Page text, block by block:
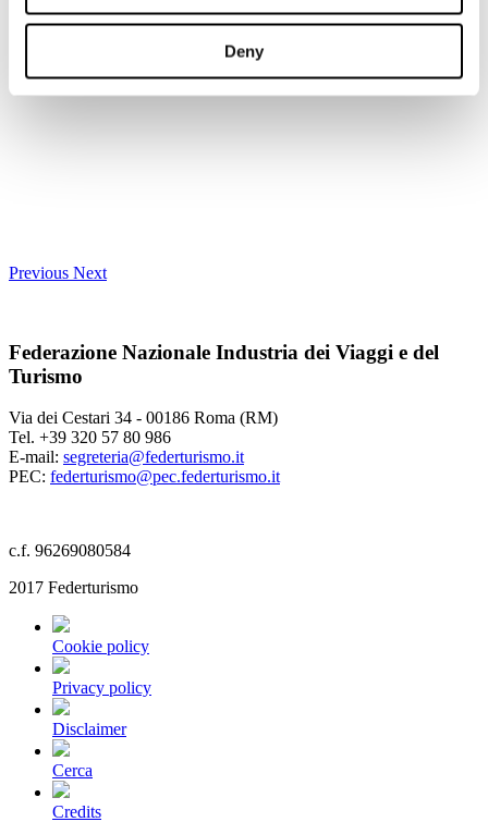
Deny
Previous Next
Federazione Nazionale Industria dei Viaggi e del
Turismo
Via dei Cestari 34 - 00186 Roma (RM)
Tel. +39 320 57 80 986
E-mail: segreteria@federturismo.it
PEC: federturismo@pec.federturismo.it
c.f. 96269080584
2017 Federturismo
Cookie policy
Privacy policy
Disclaimer
Cerca
Credits